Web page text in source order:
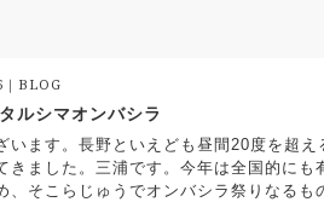
BLOG
ルシマオンバシラ
います。長野といえども昼間20度を超え
きました。三浦です。今年は全国的にも
、そこらじゅうでオンバシラ祭りなるも